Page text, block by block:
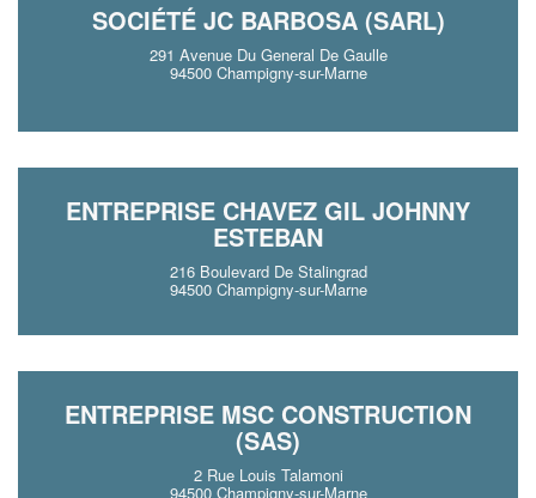
SOCIÉTÉ JC BARBOSA (SARL)
291 Avenue Du General De Gaulle
94500 Champigny-sur-Marne
ENTREPRISE CHAVEZ GIL JOHNNY
ESTEBAN
216 Boulevard De Stalingrad
94500 Champigny-sur-Marne
ENTREPRISE MSC CONSTRUCTION
(SAS)
2 Rue Louis Talamoni
94500 Champigny-sur-Marne